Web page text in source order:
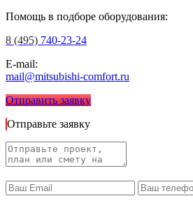
Помощь в подборе оборудования:
8 (495) 740-23-24
E-mail:
mail@mitsubishi-comfort.ru
Отправить заявку
Отправьте заявку